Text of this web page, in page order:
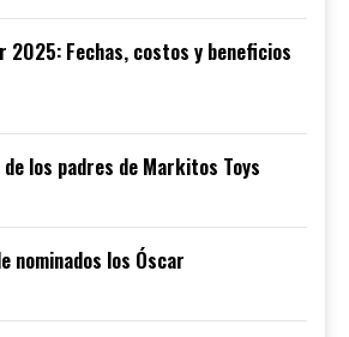
2025: Fechas, costos y beneficios
los padres de Markitos Toys
nominados los Óscar